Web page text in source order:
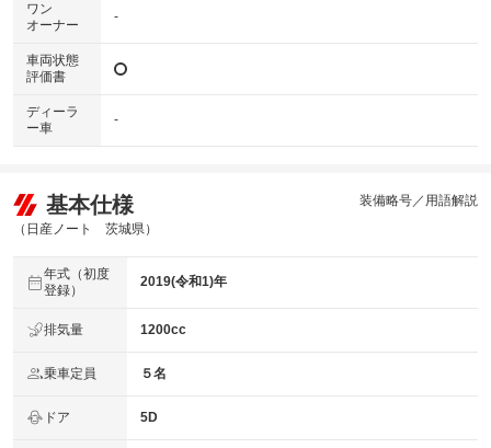
ワン
オーナー
-
車両状態
評価書
ディーラ
ー車
-
基本仕様
（日産ノート 茨城県）
装備略号／用語解説
年式（初度
登録）
2019(令和1)年
排気量 1200cc
乗車定員 ５名
ドア 5D